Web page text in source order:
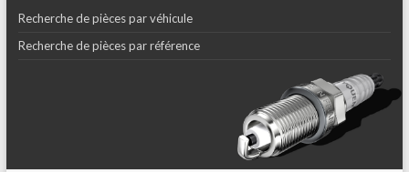
Recherche de pièces par véhicule
Recherche de pièces par référence